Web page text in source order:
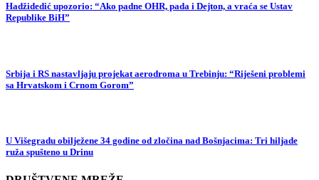
Hadžidedić upozorio: “Ako padne OHR, pada i Dejton, a vraća se Ustav
Republike BiH”
Srbija i RS nastavljaju projekat aerodroma u Trebinju: “Riješeni problemi
sa Hrvatskom i Crnom Gorom”
U Višegradu obilježene 34 godine od zločina nad Bošnjacima: Tri hiljade
ruža spušteno u Drinu